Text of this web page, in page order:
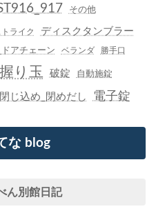
その他
トライク
ディスクタンブラー
ドアチェーン ベランダ 勝手口
り玉 破錠 自動施錠
閉じ込め_閉めだし 電子錠
な blog
ん別館日記